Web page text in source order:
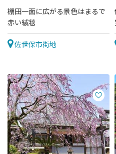
棚田一面に広がる景色はまるで
赤い絨毯
佐世保市街地